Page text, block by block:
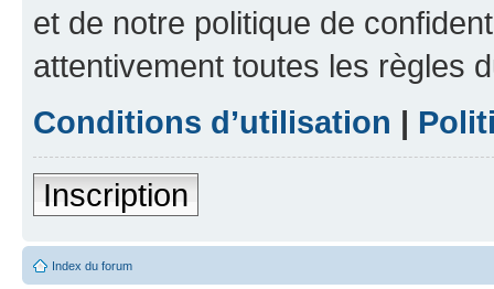
et de notre politique de
attentivement toutes les règles
Conditions d’utilisation |
Inscription
Index du forum